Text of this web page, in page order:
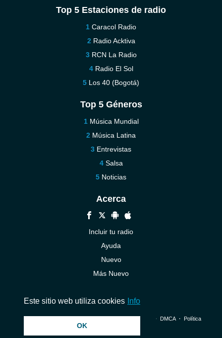
Top 5 Estaciones de radio
Caracol Radio
Radio Acktiva
RCN La Radio
Radio El Sol
Los 40 (Bogotá)
Top 5 Géneros
Música Mundial
Música Latina
Entrevistas
Salsa
Noticias
Acerca
Incluir tu radio
Ayuda
Nuevo
Más Nuevo
© 2026 InstantAudio. Reservados todos los derechos. ・ DMCA・ Política
Este sitio web utiliza cookies Info
OK